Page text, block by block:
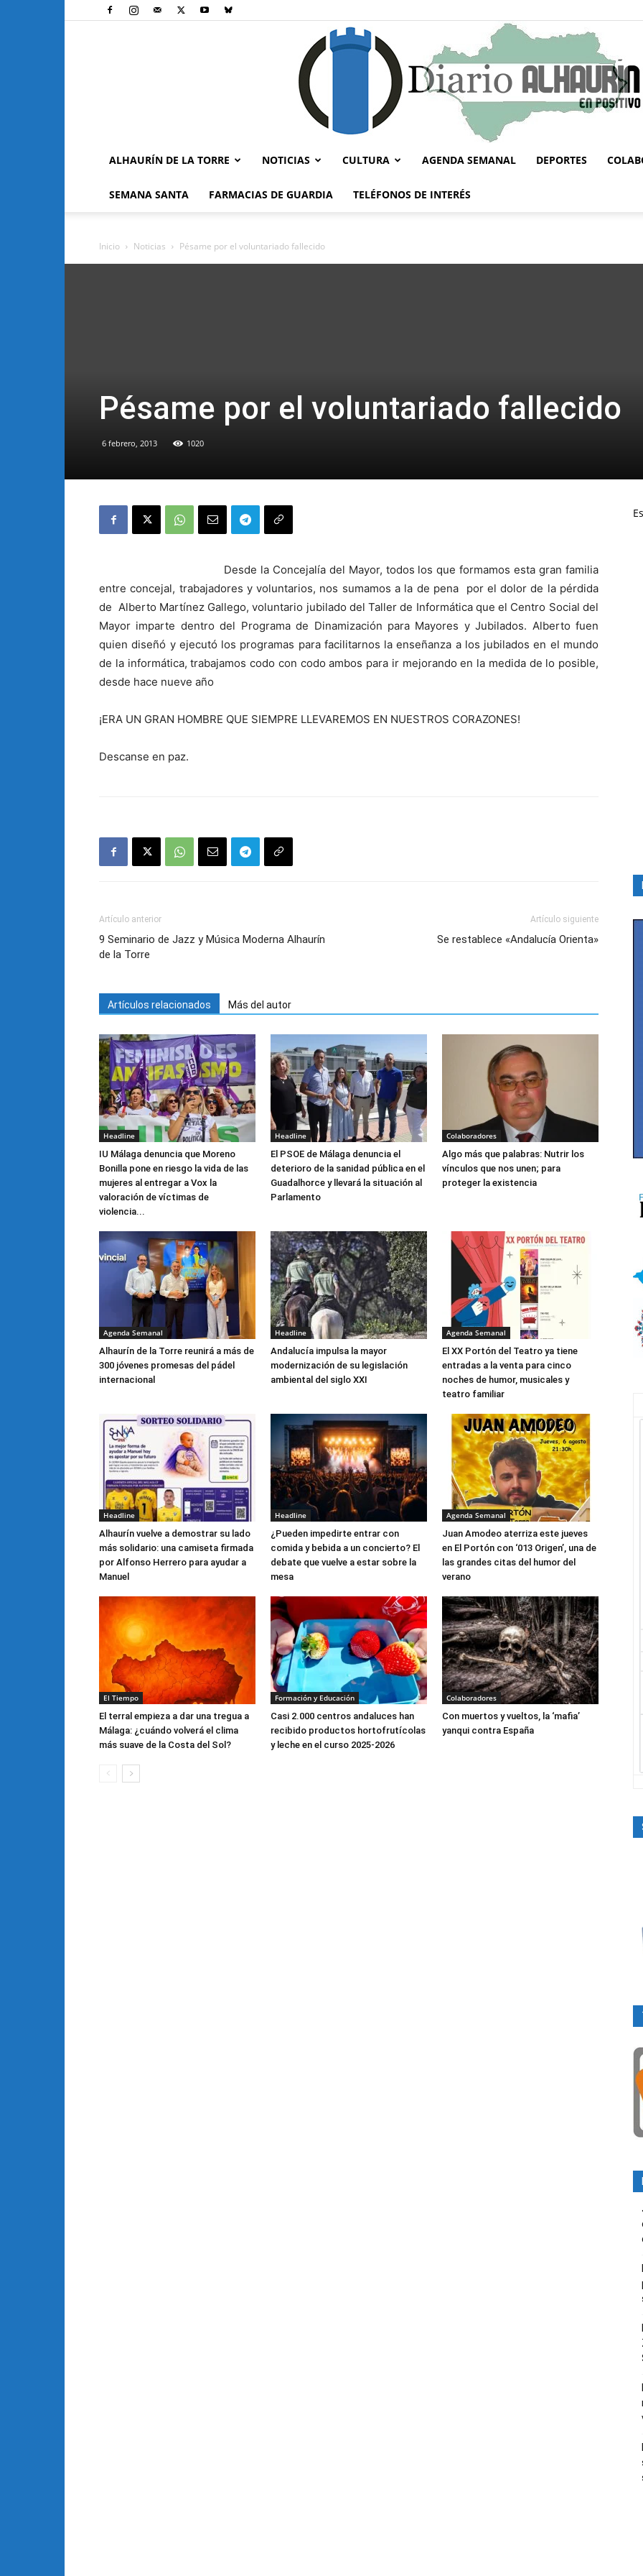
ALHAURÍN DE LA TORRE NOTICIAS CULTURA AGENDA SEMANAL DEPORTES
SEMANA SANTA FARMACIAS DE GUARDIA TELÉFONOS DE INTERÉS
Inicio Noticias Pésame por el voluntariado fallecido
Pésame por el voluntariado fallecido
6 febrero, 2013 1020
Desde la Concejalía del Mayor, todos los que formamos esta gran familia
entre concejal, trabajadores y voluntarios, nos sumamos a la de pena por el dolor de la pérdida
de Alberto Martínez Gallego, voluntario jubilado del Taller de Informática que el Centro Social del
Mayor imparte dentro del Programa de Dinamización para Mayores y Jubilados. Alberto fuen
quien diseñó y ejecutó los programas para facilitarnos la enseñanza a los jubilados en el mundo
de la informática, trabajamos codo con codo ambos para ir mejorando en la medida de lo posible,
desde hace nueve año
¡ERA UN GRAN HOMBRE QUE SIEMPRE LLEVAREMOS EN NUESTROS CORAZONES!
Descanse en paz.
Artículo anterior
9 Seminario de Jazz y Música Moderna Alhaurín
de la Torre
Artículo siguiente
Se restablece «Andalucía Orienta»
Artículos relacionados Más del autor
Headline
IU Málaga denuncia que Moreno
Bonilla pone en riesgo la vida de las
mujeres al entregar a Vox la
valoración de víctimas de
violencia...
Headline
El PSOE de Málaga denuncia el
deterioro de la sanidad pública en el
Guadalhorce y llevará la situación al
Parlamento
Colaboradores
Algo más que palabras: Nutrir los
vínculos que nos unen; para
proteger la existencia
Agenda Semanal
Alhaurín de la Torre reunirá a más de
300 jóvenes promesas del pádel
internacional
Headline
Andalucía impulsa la mayor
modernización de su legislación
ambiental del siglo XXI
Agenda Semanal
El XX Portón del Teatro ya tiene
entradas a la venta para cinco
noches de humor, musicales y
teatro familiar
Headline
Alhaurín vuelve a demostrar su lado
más solidario: una camiseta firmada
por Alfonso Herrero para ayudar a
Manuel
Headline
¿Pueden impedirte entrar con
comida y bebida a un concierto? El
debate que vuelve a estar sobre la
mesa
Agenda Semanal
Juan Amodeo aterriza este jueves
en El Portón con ‘013 Origen’, una de
las grandes citas del humor del
verano
El Tiempo
El terral empieza a dar una tregua a
Málaga: ¿cuándo volverá el clima
más suave de la Costa del Sol?
Formación y Educación
Casi 2.000 centros andaluces han
recibido productos hortofrutícolas
y leche en el curso 2025-2026
Colaboradores
Con muertos y vueltos, la ‘mafia’
yanqui contra España